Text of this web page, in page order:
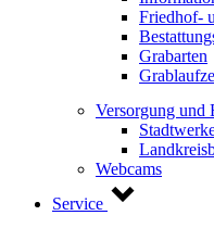
Friedhof-
Grabarten
Versorgung und
Webcams
Service